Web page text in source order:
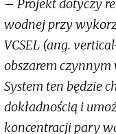
– Projekt dotyczy
wodnej przy
VCSEL (ang.
obszarem
System ten będzie
dokładnością i
koncentracji pary